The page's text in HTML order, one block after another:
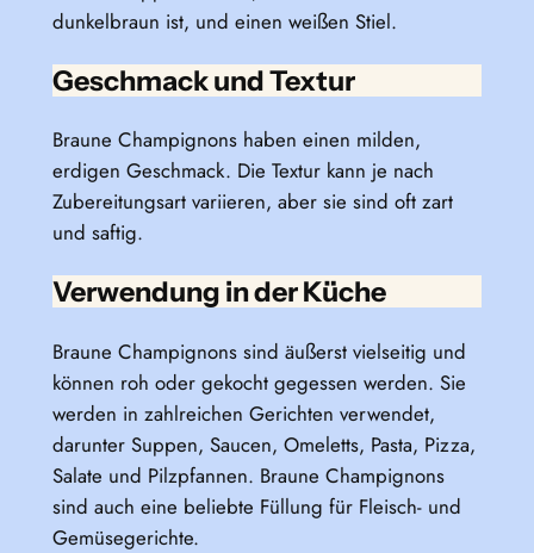
dunkelbraun ist, und einen weißen Stiel.
Geschmack und Textur
Braune Champignons haben einen milden,
erdigen Geschmack. Die Textur kann je nach
Zubereitungsart variieren, aber sie sind oft zart
und saftig.
Verwendung in der Küche
Braune Champignons sind äußerst vielseitig und
können roh oder gekocht gegessen werden. Sie
werden in zahlreichen Gerichten verwendet,
darunter Suppen, Saucen, Omeletts, Pasta, Pizza,
Salate und Pilzpfannen. Braune Champignons
sind auch eine beliebte Füllung für Fleisch- und
Gemüsegerichte.